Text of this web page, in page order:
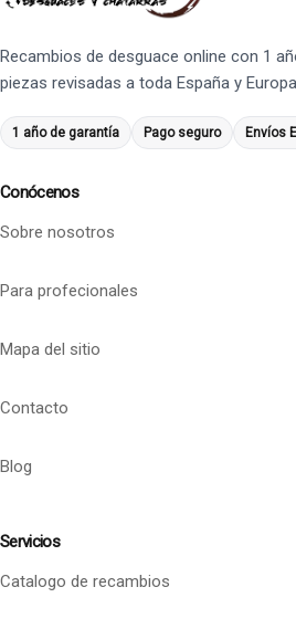
Recambios de desguace online con 1
piezas revisadas a toda España y
1 año de garantía Pago seguro Envíos
Conócenos
Sobre nosotros
Para profecionales
Mapa del sitio
Contacto
Blog
Servicios
Catalogo de recambios